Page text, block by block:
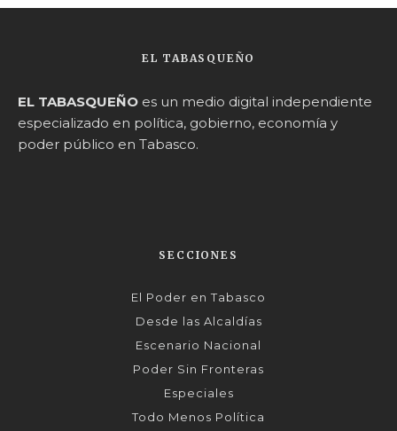
EL TABASQUEÑO
EL TABASQUEÑO es un medio digital independiente
especializado en política, gobierno, economía y
poder público en Tabasco.
SECCIONES
El Poder en Tabasco
Desde las Alcaldías
Escenario Nacional
Poder Sin Fronteras
Especiales
Todo Menos Política